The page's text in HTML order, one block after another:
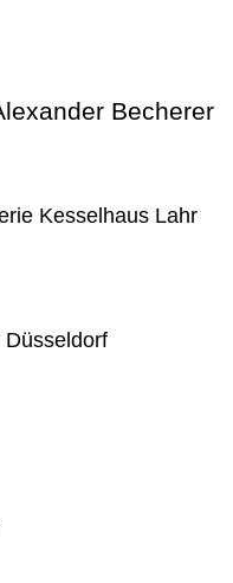
Becherer
Kesselhaus Lahr
Düsseldorf